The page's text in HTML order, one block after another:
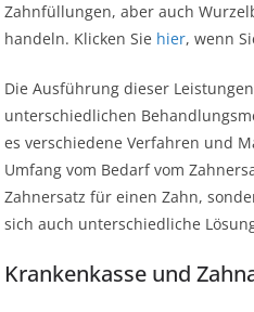
Zahnfüllungen, aber auch
handeln. Klicken Sie hier, wenn
Die Ausführung dieser
unterschiedlichen
es verschiedene Verfahren und
Umfang vom Bedarf vom
Zahnersatz für einen Zahn,
sich auch unterschiedliche
Krankenkasse und